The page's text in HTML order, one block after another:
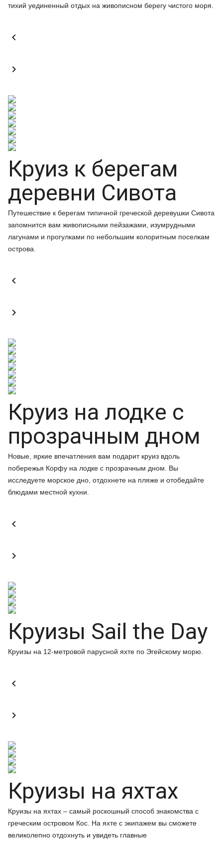
тихий уединенный отдых на живописном берегу чистого моря.


Круиз к берегам
деревни Сивота
Путешествие к берегам типичной греческой деревушки Сивота
запомнится вам живописными пейзажами, изумрудными
лагунами и прогулками по небольшим колоритным поселкам
острова.


Круиз на лодке с
прозрачным дном
Новые, яркие впечатления вам подарит круиз вдоль
побережья Корфу на лодке с прозрачным дном. Вы
исследуете морское дно, отдохнете на пляже и отобедайте
блюдами местной кухни.


Круизы Sail the Day
Круизы на 12-метровой парусной яхте по Эгейскому морю.


Круизы на яхтах
Круизы на яхтах – самый роскошный способ знакомства с
греческим островом Кос. На яхте с экипажем вы сможете
великолепно отдохнуть и увидеть главные